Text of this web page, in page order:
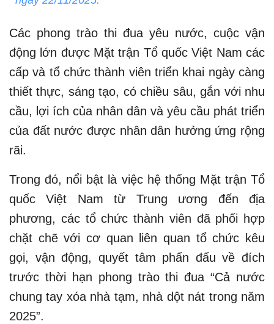
Các phong trào thi đua yêu nước, cuộc vận
động lớn được Mặt trận Tổ quốc Việt Nam các
cấp và tổ chức thành viên triển khai ngày càng
thiết thực, sáng tạo, có chiều sâu, gắn với nhu
cầu, lợi ích của nhân dân và yêu cầu phát triển
của đất nước được nhân dân hưởng ứng rộng
rãi.
Trong đó, nổi bật là việc hệ thống Mặt trận Tổ
quốc Việt Nam từ Trung ương đến địa
phương, các tổ chức thành viên đã phối hợp
chặt chẽ với cơ quan liên quan tổ chức kêu
gọi, vận động, quyết tâm phấn đấu về đích
trước thời hạn phong trào thi đua “Cả nước
chung tay xóa nhà tạm, nhà dột nát trong năm
2025”.